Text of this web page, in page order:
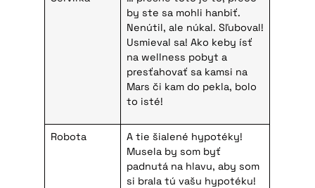
by ste sa mohli hanbiť.
Nenútil, ale núkal. Sľuboval!
Usmieval sa! Ako keby ísť
na wellness pobyt a
presťahovať sa kamsi na
Mars či kam do pekla, bolo
to isté!
Robota
A tie šialené hypotéky!
Musela by som byť
padnutá na hlavu, aby som
si brala tú vašu hypotéku!